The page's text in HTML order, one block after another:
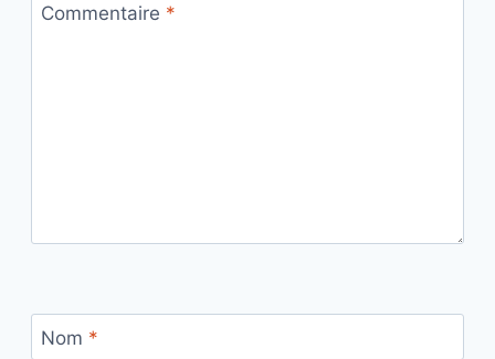
Commentaire *
Nom *